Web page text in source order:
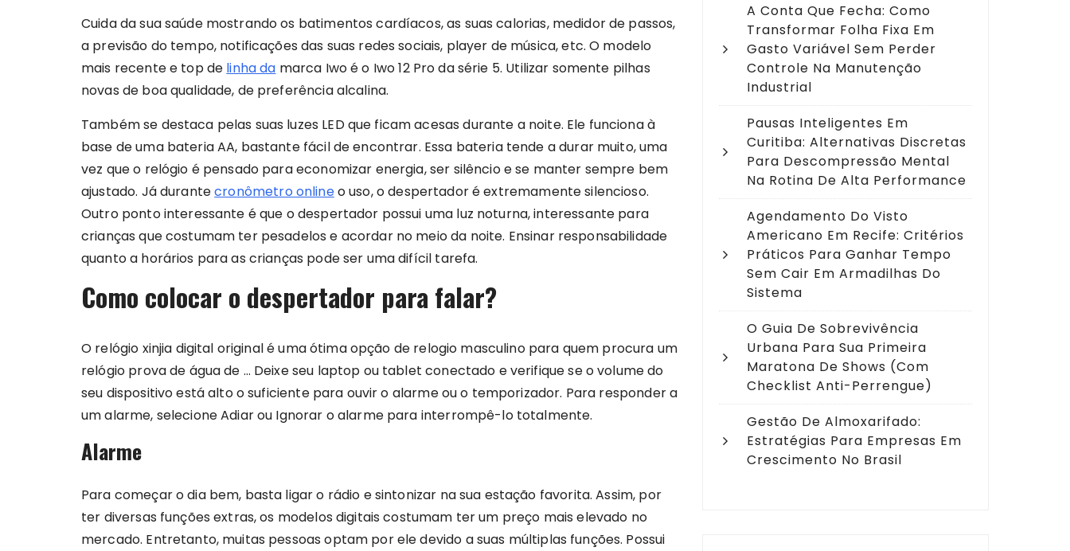
Cuida da sua saúde mostrando os batimentos cardíacos, as suas calorias, medidor de passos,
a previsão do tempo, notificações das suas redes sociais, player de música, etc. O modelo
mais recente e top de linha da marca Iwo é o Iwo 12 Pro da série 5. Utilizar somente pilhas
novas de boa qualidade, de preferência alcalina.
Também se destaca pelas suas luzes LED que ficam acesas durante a noite. Ele funciona à
base de uma bateria AA, bastante fácil de encontrar. Essa bateria tende a durar muito, uma
vez que o relógio é pensado para economizar energia, ser silêncio e se manter sempre bem
ajustado. Já durantecronômetro onlineo uso, o despertador é extremamente silencioso.
Outro ponto interessante é que o despertador possui uma luz noturna, interessante para
crianças que costumam ter pesadelos e acordar no meio da noite. Ensinar responsabilidade
quanto a horários para as crianças pode ser uma difícil tarefa.
Como colocar o despertador para falar?
O relógio xinjia digital original é uma ótima opção de relogio masculino para quem procura um
relógio prova de água de … Deixe seu laptop ou tablet conectado e verifique se o volume do
seu dispositivo está alto o suficiente para ouvir o alarme ou o temporizador. Para responder a
um alarme, selecione Adiar ou Ignorar o alarme para interrompê-lo totalmente.
Alarme
Para começar o dia bem, basta ligar o rádio e sintonizar na sua estação favorita. Assim, por
ter diversas funções extras, os modelos digitais costumam ter um preço mais elevado no
mercado. Entretanto, muitas pessoas optam por ele devido a suas múltiplas funções. Possui
A Conta Que Fecha: Como
Transformar Folha Fixa Em
Gasto Variável Sem Perder
Controle Na Manutenção
Industrial
Pausas Inteligentes Em
Curitiba: Alternativas Discretas
Para Descompressão Mental
Na Rotina De Alta Performance
Agendamento Do Visto
Americano Em Recife: Critérios
Práticos Para Ganhar Tempo
Sem Cair Em Armadilhas Do
Sistema
O Guia De Sobrevivência
Urbana Para Sua Primeira
Maratona De Shows (com
Checklist Anti-Perrengue)
Gestão De Almoxarifado:
Estratégias Para Empresas Em
Crescimento No Brasil